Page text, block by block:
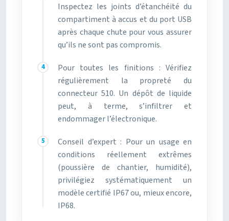
Inspectez les joints d’étanchéité du
compartiment à accus et du port USB
après chaque chute pour vous assurer
qu’ils ne sont pas compromis.
Pour toutes les finitions : Vérifiez
régulièrement la propreté du
connecteur 510. Un dépôt de liquide
peut, à terme, s’infiltrer et
endommager l’électronique.
Conseil d’expert : Pour un usage en
conditions réellement extrêmes
(poussière de chantier, humidité),
privilégiez systématiquement un
modèle certifié IP67 ou, mieux encore,
IP68.